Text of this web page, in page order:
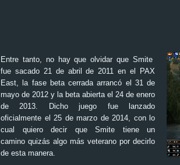
Entre tanto, no hay que olvidar que Smite
fue sacado 21 de abril de 2011 en el PAX
East, la fase beta cerrada arrancó el 31 de
mayo de 2012 y la beta abierta el 24 de enero
de 2013. Dicho juego fue lanzado
oficialmente el 25 de marzo de 2014, con lo
cual quiero decir que Smite tiene un
camino quizás algo más veterano por decirlo
de esta manera.